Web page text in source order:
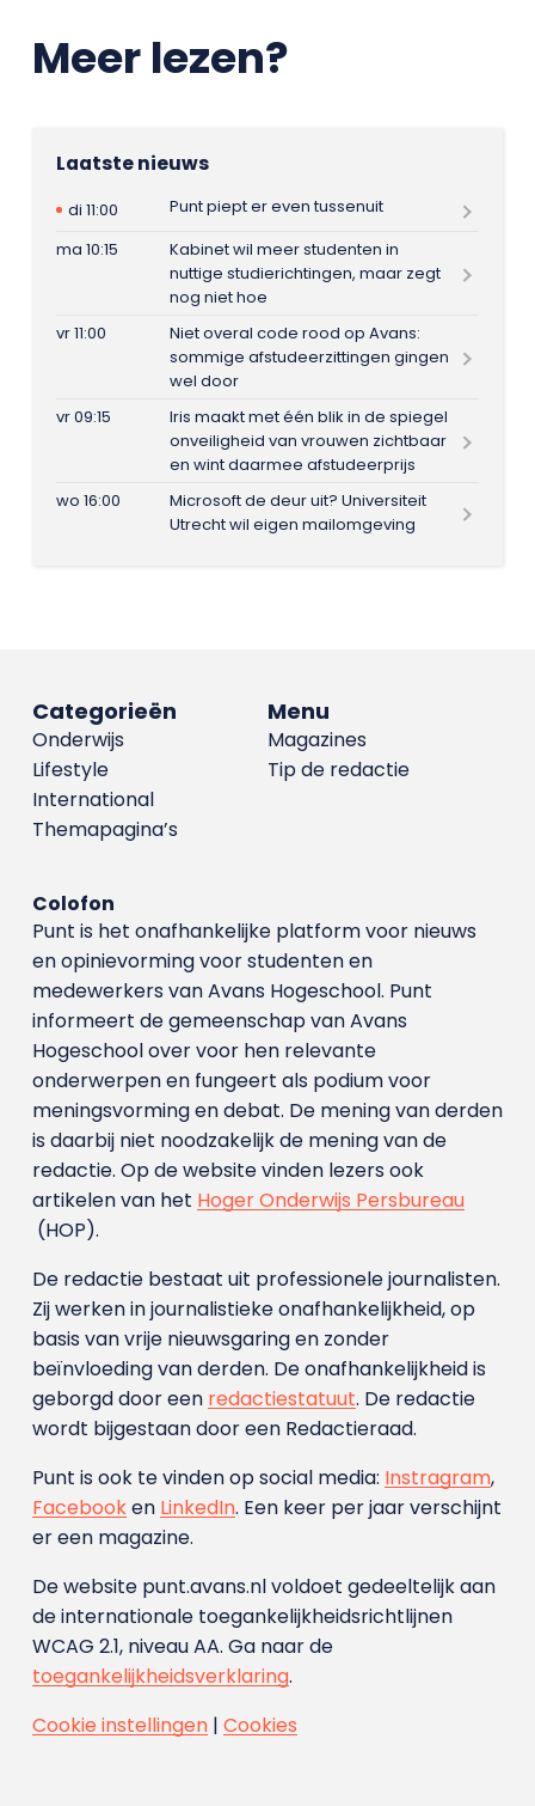
Meer lezen?
Laatste nieuws
di 11:00
Punt piept er even tussenuit
ma 10:15
Kabinet wil meer studenten in
nuttige studierichtingen, maar zegt
nog niet hoe
vr 11:00
Niet overal code rood op Avans:
sommige afstudeerzittingen gingen
wel door
vr 09:15
Iris maakt met één blik in de spiegel
onveiligheid van vrouwen zichtbaar
en wint daarmee afstudeerprijs
wo 16:00
Microsoft de deur uit? Universiteit
Utrecht wil eigen mailomgeving
Menu
Magazines
Tip de redactie
Categorieën
Onderwijs
Lifestyle
International
Themapagina’s
Colofon
Punt is het onafhankelijke platform voor nieuws
en opinievorming voor studenten en
medewerkers van Avans Hoge­school. Punt
informeert de gemeenschap van Avans
Hogeschool over voor hen relevante
onderwerpen en fungeert als podium voor
meningsvorming en debat. De mening van derden
is daarbij niet noodzakelijk de mening van de
redactie. Op de website vinden lezers ook
artikelen van het Hoger Onderwijs Persbureau
(HOP).
De redactie bestaat uit professionele journalisten.
Zij werken in journalistieke onafhankelijkheid, op
basis van vrije nieuwsgaring en zonder
beïnvloeding van derden. De onafhankelijkheid is
geborgd door een redactiestatuut. De redactie
wordt bijgestaan door een Redactieraad.
Punt is ook te vinden op social media: Instragram,
Facebooken LinkedIn. Een keer per jaar verschijnt
er een magazine.
De website punt.avans.nl voldoet gedeeltelijk aan
de internationale toegankelijkheidsrichtlijnen
WCAG 2.1, niveau AA. Ga naar de
toegankelijkheidsverklaring.
Cookie instellingen| Cookies